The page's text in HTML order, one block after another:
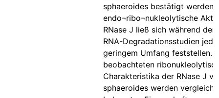
sphaeroides bestätigt werden.
endo¬ribo¬nukleolytische
RNase J ließ sich während der
RNA-Degradationsstudien
geringem Umfang feststellen.
beobachteten
Charakteristika der RNase J
sphaeroides werden